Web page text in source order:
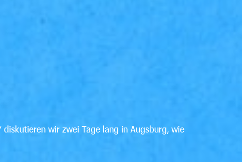
diskutieren wir zwei Tage lang in Augsburg, wie